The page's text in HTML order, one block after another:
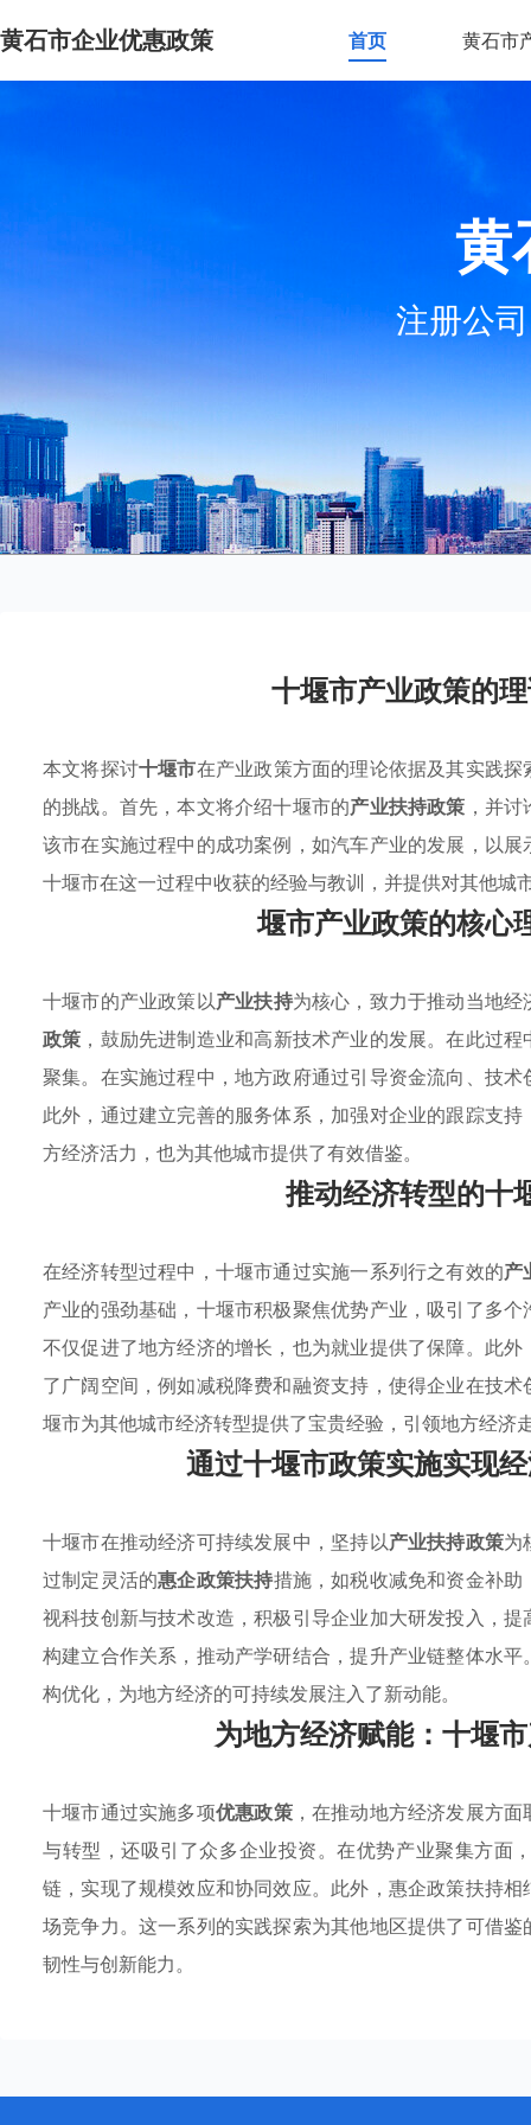
黄石市企业优惠政策 首页 黄石市
黄
注册公
十堰市产业政策的
本文将探讨十堰市在产业政策方面的理论依据及其实践
的挑战。首先，本文将介绍十堰市的产业扶持政策 ，并
该市在实施过程中的成功案例，如汽车产业的发展，以
十堰市在这一过程中收获的经验与教训，并提供对其他
堰市产业政策的核心
十堰市的产业政策以产业扶持为核心，致力于推动当地
政策 ，鼓励先进制造业和高新技术产业的发展。在此过
聚集。在实施过程中，地方政府通过引导资金流向、技
此外，通过建立完善的服务体系，加强对企业的跟踪支
方经济活力，也为其他城市提供了有效借鉴。
推动经济转型的十
在经济转型过程中，十堰市通过实施一系列行之有效的产
产业的强劲基础，十堰市积极聚焦优势产业，吸引了多
不仅促进了地方经济的增长，也为就业提供了保障。此
了广阔空间，例如减税降费和融资支持，使得企业在技
堰市为其他城市经济转型提供了宝贵经验，引领地方经济
通过十堰市政策实施实现
十堰市在推动经济可持续发展中，坚持以产业扶持政策为
过制定灵活的惠企政策扶持措施，如税收减免和资金补
视科技创新与技术改造，积极引导企业加大研发投入，
构建立合作关系，推动产学研结合，提升产业链整体水
构优化，为地方经济的可持续发展注入了新动能。
为地方经济赋能：十堰
十堰市通过实施多项优惠政策，在推动地方经济发展方
与转型，还吸引了众多企业投资。在优势产业聚集方面
链，实现了规模效应和协同效应。此外，惠企政策扶持
场竞争力。这一系列的实践探索为其他地区提供了可借
韧性与创新能力。